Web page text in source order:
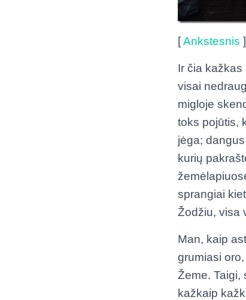
[Ankstesnis ]
Ir čia kažkas
visai
migloje
toks pojūtis,
jėga;
kurių
sprangiai
Žodžiu, visa
Man, kaip
grumiasi
Žeme. Taigi,
kažkaip